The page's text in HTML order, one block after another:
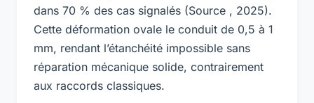
dans 70 % des cas signalés (Source , 2025).
Cette déformation ovale le conduit de 0,5 à 1
mm, rendant l’étanchéité impossible sans
réparation mécanique solide, contrairement
aux raccords classiques.